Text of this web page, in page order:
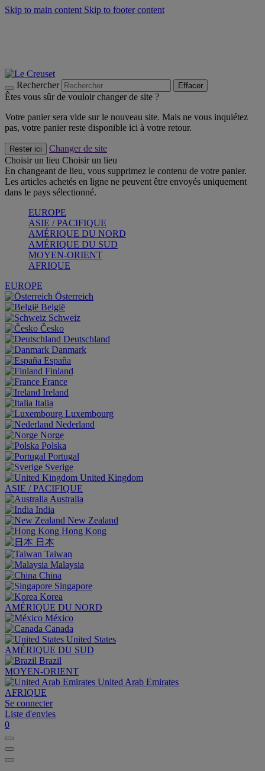
Skip to main content Skip to footer content
Rechercher Effacer
Êtes vous sûr de vouloir changer de site ?
Votre panier sera vide sur le nouveau site. Mais ne vous inquiétez
pas, votre panier reste disponible ici à votre retour.
Rester ici
Changer de site
Choisir un lieu Choisir un lieu
En changeant de lieu, vous supprimez le contenu de votre panier.
Les articles achetés en ligne ne peuvent être envoyés uniquement
dans le pays sélectionné.
EUROPE
ASIE / PACIFIQUE
AMÉRIQUE DU NORD
AMÉRIQUE DU SUD
MOYEN-ORIENT
AFRIQUE
EUROPE
Österreich
België
Schweiz
Česko
Deutschland
Danmark
España
Finland
France
Ireland
Italia
Luxembourg
Nederland
Norge
Polska
Portugal
Sverige
United Kingdom
ASIE / PACIFIQUE
Australia
India
New Zealand
Hong Kong
日本
Taiwan
Malaysia
China
Singapore
Korea
AMÉRIQUE DU NORD
México
Canada
United States
AMÉRIQUE DU SUD
Brazil
MOYEN-ORIENT
United Arab Emirates
AFRIQUE
Se connecter
Liste d'envies
0